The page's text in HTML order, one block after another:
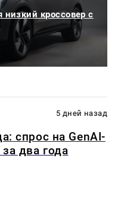
кроссовер с
5 дней назад
спрос на GenAI-
два года